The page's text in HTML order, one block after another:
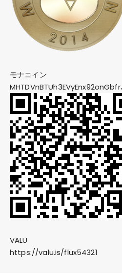
モナコイン
VALU
https://valu.is/flux54321